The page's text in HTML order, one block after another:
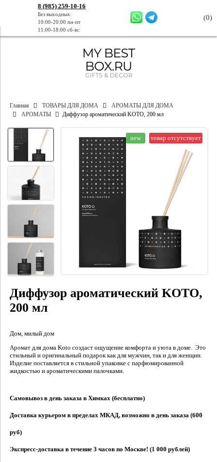
8 (985) 259-10-16
Без выходных:
10:00-20:00 пн-пт
11:00-18:00 сб-вс
(0)
Главная ТОВАРЫ ДЛЯ ДОМА
АРОМАТЫ ДЛЯ ДОМА
АРОМАТЫ
Диффузор ароматический KOTO, 200 мл
new товар отсутствует
Диффузор ароматический KOTO,
200 мл
Дом, милый дом
Аромат для дома Koto создаст ощущение комфорта и уюта в доме. Это
стильный и оригинальный подарок как для мужчин, так и для женщин.
Изделие поставляется в стильной упаковке с парфюмированной
жидкостью и ароматическими палочками.
Самовывоз в день заказа в Химках (бесплатно)
Доставка курьером в пределах МКАД, возможно в день заказа (600
руб)
Экспресс-доставка в течение 3 часов по Москве! (1 000 рублей)